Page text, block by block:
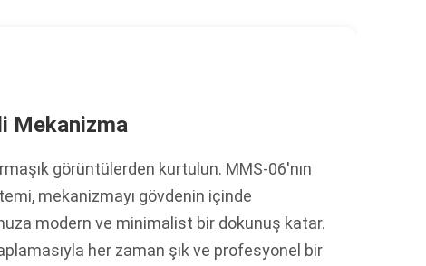
Mekanizma
görüntülerden kurtulun. MMS-06'nın
mekanizmayı gövdenin içinde
modern ve minimalist bir dokunuş katar.
her zaman şık ve profesyonel bir